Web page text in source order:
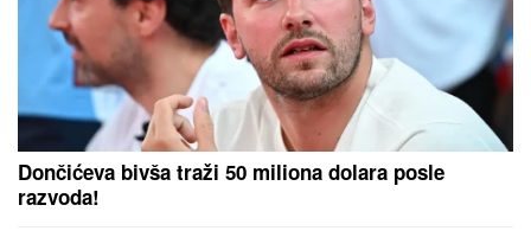
Dončićeva bivša traži 50 miliona dolara posle
razvoda!